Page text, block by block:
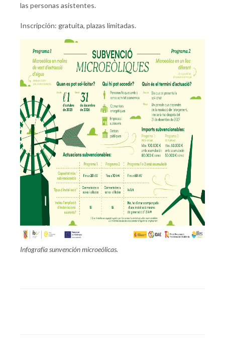
las personas asistentes.
Inscripción: gratuita, plazas limitadas.
Infografía sunvención microeólicas.